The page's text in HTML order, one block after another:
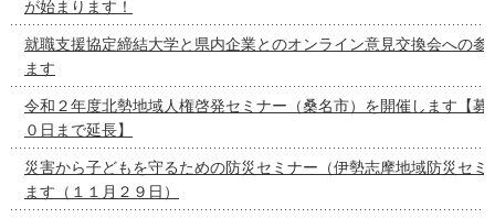
が始まります！
就職支援協定締結大学と県内企業とのオンライン意見交換会への参
ます
令和２年度北勢地域人権啓発セミナー（桑名市）を開催します【募
０日まで延長】
災害から子どもを守るための防災セミナー（伊勢志摩地域防災セミ
ます（１１月２９日）